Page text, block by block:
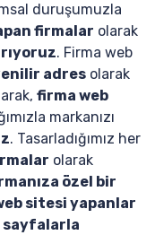
duruşumuzla
firmalar olarak
. Firma web
adres olarak
firma web
markanızı
. Tasarladığımız her
olarak
özel bir
sitesi yapanlar
sayfalarla